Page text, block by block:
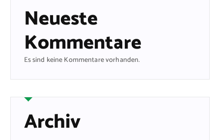
Neueste
Kommentare
Es sind keine Kommentare vorhanden.
Archiv